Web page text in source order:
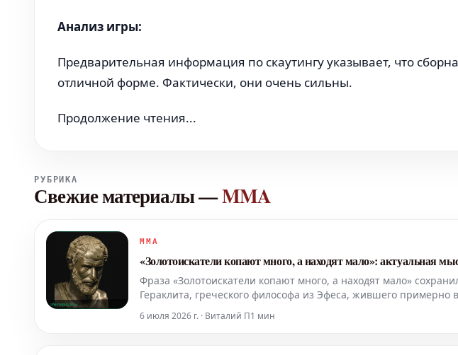
Анализ игры:
Предварительная информация по скаутингу указывает, что
отличной форме. Фактически, они очень сильны.
Продолжение чтения...
РУБРИКА
Свежие материалы—MMA
MMA
«Золотоискатели копают много, а находят мало»: актуальная
Фраза «Золотоискатели копают много, а находят мало»
Гераклита, греческого философа из Эфеса, жившего примерно
является частью полного трактата, поскольку от его трудов
6 июля 2026 г. · Виталий П1 мин